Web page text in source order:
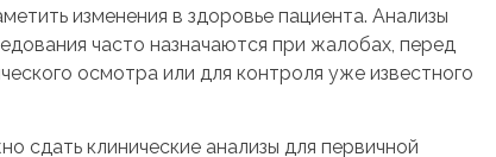
изменения в здоровье пациента. Анализы
часто назначаются при жалобах, перед
осмотра или для контроля уже известного
сдать клинические анализы для первичной